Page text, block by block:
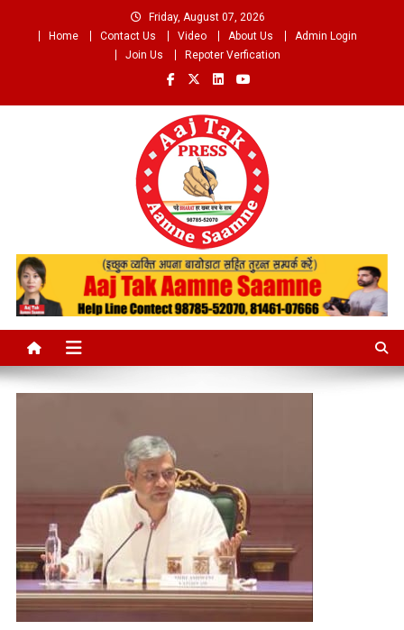
Friday, August 07, 2026
Home
Contact Us Video About Us
Admin Login
Join Us
Repoter Verfication
Aaj Tak Aamne Saamne.com